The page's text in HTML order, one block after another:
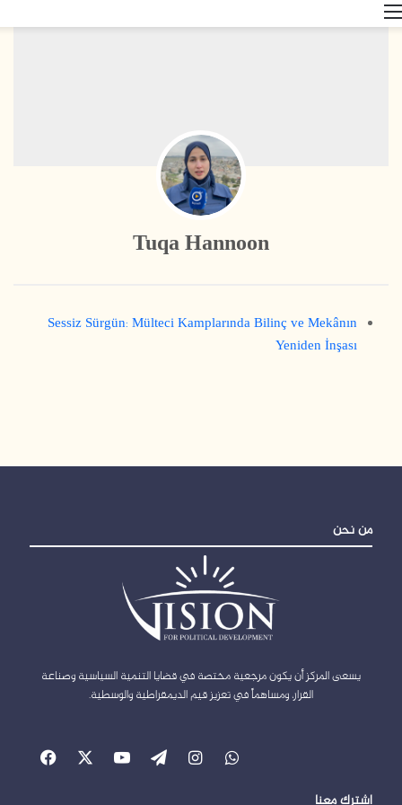
Tuqa Hannoon
Sessiz Sürgün: Mülteci Kamplarında Bilinç ve Mekânın
Yeniden İnşası
من نحن
يسعى المركز أن يكون مرجعية مختصة في قضايا التنمية السياسية وصناعة
القرار، ومساهماً في تعزيز قيم الديمقراطية والوسطية.
‫YouTube‫WordPress انستقرام واتساب